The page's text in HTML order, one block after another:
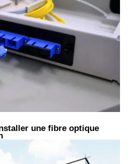
une fibre optique